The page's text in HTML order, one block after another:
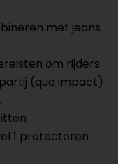
met jeans
om rijders
(qua impact)
1 protectoren